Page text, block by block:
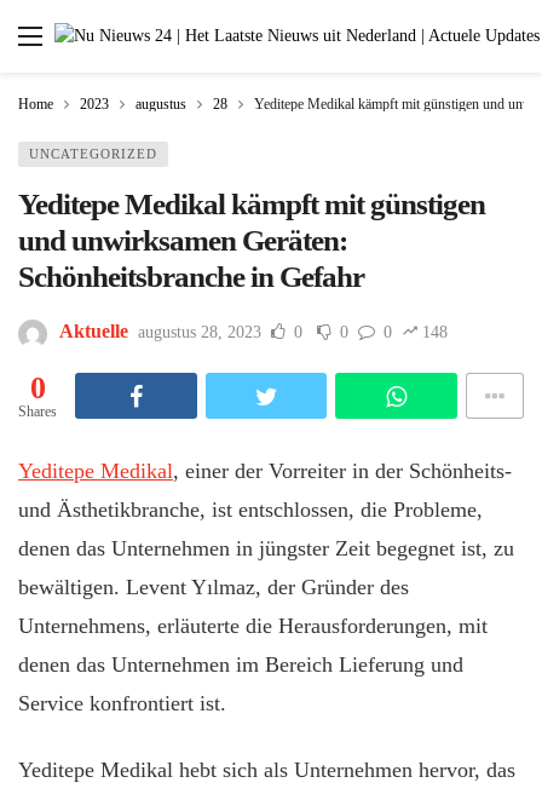
Home 2023 augustus 28 Yeditepe Medikal kämpft mit günstigen und
UNCATEGORIZED
Yeditepe Medikal kämpft mit günstigen
und unwirksamen Geräten:
Schönheitsbranche in Gefahr
Aktuelle augustus 28, 2023 0 0 0 148
0
Shares
Yeditepe Medikal, einer der Vorreiter in der Schönheits-
und Ästhetikbranche, ist entschlossen, die Probleme,
denen das Unternehmen in jüngster Zeit begegnet ist, zu
bewältigen. Levent Yılmaz, der Gründer des
Unternehmens, erläuterte die Herausforderungen, mit
denen das Unternehmen im Bereich Lieferung und
Service konfrontiert ist.
Yeditepe Medikal hebt sich als Unternehmen hervor, das